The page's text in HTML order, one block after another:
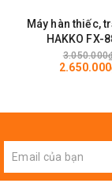
Máy hàn thiếc,
HAKKO FX-